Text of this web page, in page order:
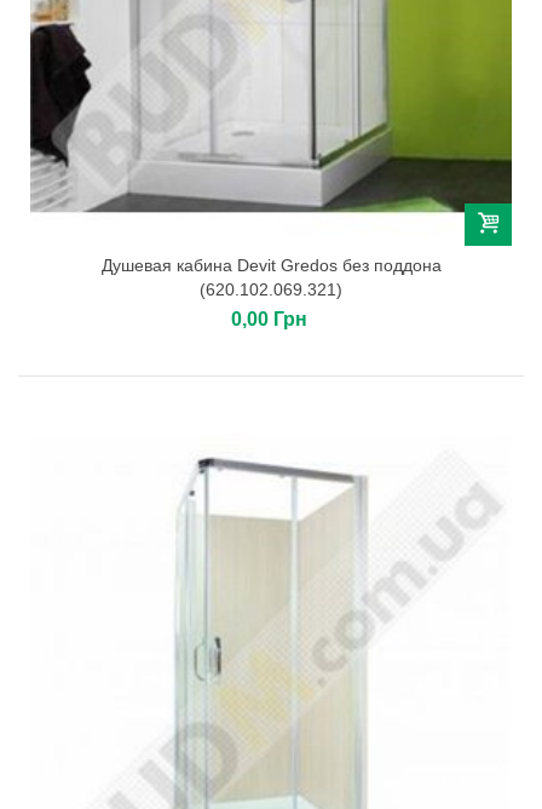
Душевая кабина Devit Gredos без поддона
(620.102.069.321)
0,00 Грн